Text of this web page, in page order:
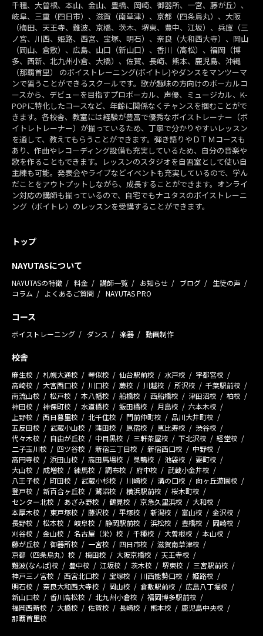
千種、大曽根、本山、金山、豊橋、岡崎、御器所、一宮、藤が丘）、
岐阜、三重（四日市）、滋賀（南草津）、京都（四条烏丸）、大阪
（梅田、天王寺、難波、京橋、茨木、堺東、豊中、江坂）、兵庫（三
ノ宮、川西、姫路、西宮、宝塚、明石）、奈良（大和西大寺）、岡山
（岡山、倉敷）、広島、山口（新山口）、香川（高松）、福岡（博
多、西新、北九州小倉、大橋）、佐賀、長崎、熊本、鹿児島、沖縄
（那覇首里） のボイストレーニング(ボイトレ)やダンスをマンツーマ
ンで習うことができるスクールです。歌が趣味の方向けのボーカルコ
ースから、デビューを目指すプロボーカル、声優、ミュージカル、K-
POPに特化したコースなど、年齢に関係なくチャンスを掴むことがで
きます。各校舎、教室には経験が豊富で優秀なボイストレーナー（ボ
イトレトレーナー）が揃っているため、丁寧で分かりやすいレッスン
を通して、教えてもらうことができます。弾き語りやＤＴＭコースも
あり、作曲やレコーディング設備も充実しているため、自分の音楽や
歌を作ることもできます。レッスンのスタジオを自習室として使い自
主練も可能。発表会やライブなどイベントも充実しているので、学ん
だことをアウトプットしながら、成長することができます。オンライ
ン対応の講師も揃っているので、自宅でもナユタスのボイストレーニ
ング（ボイトレ）のレッスンを受講することができます。
トップ
NAYUTASについて
NAYUTASの特徴 料金 講師一覧 お知らせ ブログ
生徒の声
コラム
よくあるご質問 NAYUTAS PRO
コース
ボイストレーニング ダンス 楽器 動画制作
校舎
麻生校 札幌大通校 琴似校 仙台駅前校 水戸校
宇都宮校
高崎校
大宮西口校 川口校 蕨校 川越校 所沢校
千葉駅前校
南流山校
松戸校 本八幡校 船橋校 西船橋校 津田沼校
柏校
神田校
神保町校 水道橋校 飯田橋校 月島校
六本木校
上野校
西日暮里校 北千住校 門前仲町校
品川大井町校
五反田校
武蔵小山校 蒲田校 原宿校 恵比寿校
渋谷校
代々木校
自由が丘校 中目黒校 三軒茶屋校 下北沢校
経堂校
二子玉川校
四ツ谷校 新宿三丁目校 新宿西口校
中野校
高円寺校
浜田山校 高田馬場校 巣鴨校 池袋校
要町校
大山校
成増校 練馬校 調布校 府中校
武蔵小金井校
八王子校
町田校 武蔵小杉校 川崎校 溝の口校
向ヶ丘遊園校
登戸校
新百合ヶ丘校 鷺沼校 横浜駅前校
桜木町校
センター北校
あざみ野校 鶴見校 京急久里浜校
大和校
本厚木校
東戸塚校 藤沢校 平塚校 新潟校 富山校
金沢校
長野校
松本校 岐阜校 静岡駅前校 浜松校 豊橋校
岡崎校
刈谷校
金山校 名古屋（栄）校 千種校 大曽根校
本山校
藤が丘校
御器所校 一宮校 四日市校
滋賀南草津校
京都（四条烏丸）校
梅田校 大阪京橋校
天王寺校
難波(なんば)校
豊中校 江坂校 茨木校 堺東校
三宮駅前校
神戸三ノ宮校
西宮北口校 宝塚校 川西能勢口校
姫路校
明石校
奈良大和西大寺校 岡山校 倉敷駅前校
広島八丁堀校
新山口校
香川高松校 北九州小倉校
福岡博多駅前校
福岡西新校
大橋校 佐賀校 長崎校 熊本校
鹿児島中央校
那覇首里校